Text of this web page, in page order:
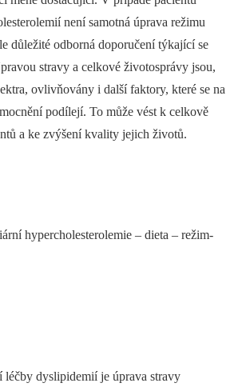
není samotná úprava režimu
důležité odborná doporučení týkající se
stravy a celkové životosprávy jsou,
ovlivňovány i další faktory, které se na
podílejí. To může vést k celkově
a ke zvýšení kvality jejich životů.
hypercholesterolemie – dieta – režim-
léčby dyslipidemií je úprava stravy